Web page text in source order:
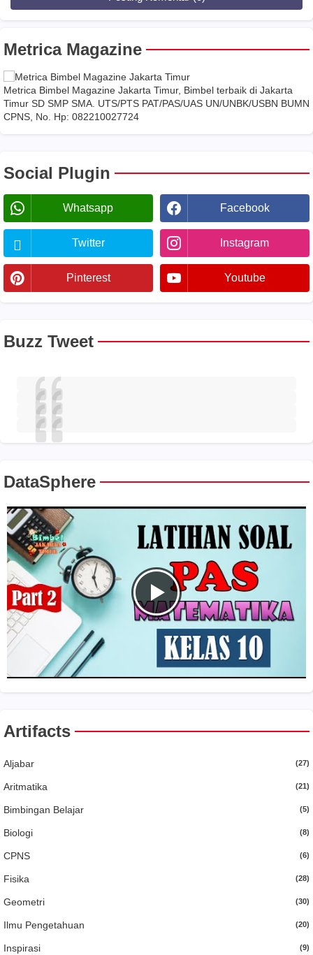
Metrica Magazine
Metrica Bimbel Magazine Jakarta Timur, Bimbel terbaik di Jakarta
Timur SD SMP SMA. UTS/PTS PAT/PAS/UAS UN/UNBK/USBN BUMN
CPNS, No. Hp: 082210027724
Social Plugin
Whatsapp Facebook
Twitter Instagram
Pinterest Youtube
Buzz Tweet
DataSphere
Artifacts
Aljabar (27)
Aritmatika (21)
Bimbingan Belajar (5)
Biologi (8)
CPNS (6)
Fisika (28)
Geometri (30)
Ilmu Pengetahuan (20)
Inspirasi (9)